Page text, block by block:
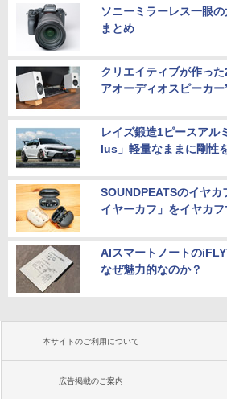
ソニーミラーレス一眼
まとめ
クリエイティブが作っ
アオーディオスピーカー
レイズ鍛造1ピースアル
lus」軽量なままに剛性
SOUNDPEATSのイヤ
イヤーカフ」をイヤカ
AIスマートノートの
なぜ魅力的なのか？
本サイトのご利用について
広告掲載のご案内